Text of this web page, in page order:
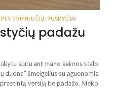
PER 30 MINUČIŲ PUSRYČIAI
padažu
sūriu ant mano šeimos stalo
duona” šmeigelius su aguonomis.
versiją be padažo. Nieko